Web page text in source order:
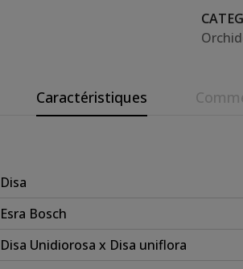
Caractéristiques
Disa
Esra Bosch
Disa Unidiorosa x Disa uniflora